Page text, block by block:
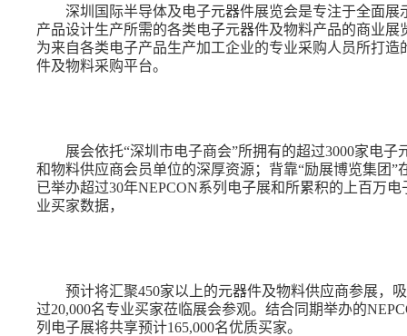
深圳国际半导体及电子元器件展览会是专注于全面展
产品设计生产所需的各类电子元器件及物料产品的商业展
为来自各类电子产品生产加工企业的专业采购人员所打造
件及物料采购平台。
展会依托“深圳市电子商会”所拥有的超过3000家电子
和物料供应商会员单位的深厚资源；背靠“励展博览集团”
已举办超过30年NEPCON系列电子展和所累积的上百万电
业买家数据，
预计将汇聚450家以上的元器件及物料供应商参展，
过20,000名专业买家莅临展会参观。结合同期举办的
列电子展将共享预计165,000名优质买家。